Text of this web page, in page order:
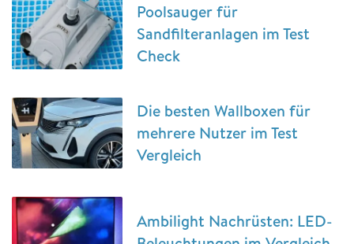
Poolsauger für
Sandfilteranlagen im Test
Check
Die besten Wallboxen für
mehrere Nutzer im Test
Vergleich
Ambilight Nachrüsten: LED-